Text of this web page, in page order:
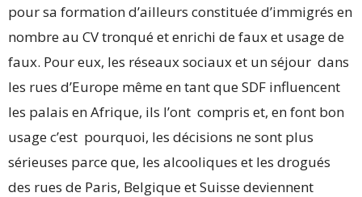
pour sa formation d’ailleurs constituée d’immigrés en
nombre au CV tronqué et enrichi de faux et usage de
faux. Pour eux, les réseaux sociaux et un séjour dans
les rues d’Europe même en tant que SDF influencent
les palais en Afrique, ils l’ont compris et, en font bon
usage c’est pourquoi, les décisions ne sont plus
sérieuses parce que, les alcooliques et les drogués
des rues de Paris, Belgique et Suisse deviennent